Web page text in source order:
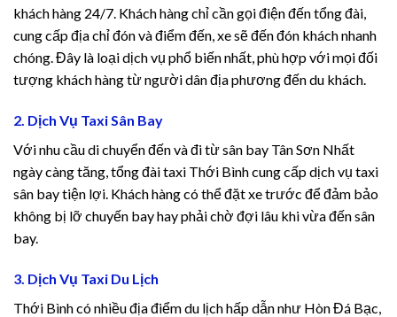
นไลน์
giriş
giriş
khách hàng 24/7. Khách hàng chỉ cần gọi điện đến tổng đài,
cung cấp địa chỉ đón và điểm đến, xe sẽ đến đón khách nhanh
chóng. Đây là loại dịch vụ phổ biến nhất, phù hợp với mọi đối
tượng khách hàng từ người dân địa phương đến du khách.
2. Dịch Vụ Taxi Sân Bay
Với nhu cầu di chuyển đến và đi từ sân bay Tân Sơn Nhất
ngày càng tăng, tổng đài taxi Thới Bình cung cấp dịch vụ taxi
sân bay tiện lợi. Khách hàng có thể đặt xe trước để đảm bảo
không bị lỡ chuyến bay hay phải chờ đợi lâu khi vừa đến sân
bay.
3. Dịch Vụ Taxi Du Lịch
Thới Bình có nhiều địa điểm du lịch hấp dẫn như Hòn Đá Bạc,